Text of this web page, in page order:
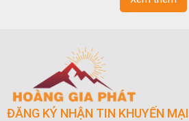
ĐĂNG KÝ NHẬN TIN KHUYẾN MẠI